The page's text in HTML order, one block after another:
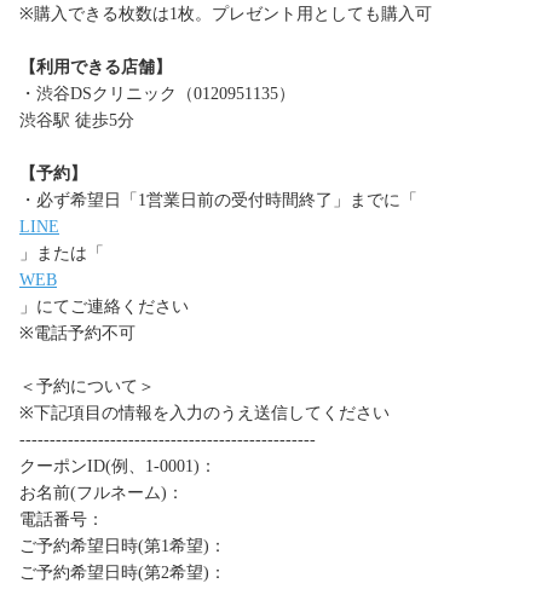
※購入できる枚数は1枚。プレゼント用としても購入可
【利用できる店舗】
・渋谷DSクリニック（0120951135）
渋谷駅 徒歩5分
【予約】
・必ず希望日「1営業日前の受付時間終了」までに「
LINE
」または「
WEB
」にてご連絡ください
※電話予約不可
＜予約について＞
※下記項目の情報を入力のうえ送信してください
-------------------------------------------------
クーポンID(例、1-0001)：
お名前(フルネーム)：
電話番号：
ご予約希望日時(第1希望)：
ご予約希望日時(第2希望)：